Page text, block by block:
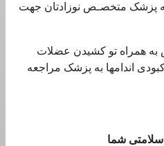
پزشک‌ متخصـص‌ نوزادتان جهت‌
به‌ همراه تو کشیدن عضلات
اندامها به‌ پزشک‌ مراجعه‌
سلامتی شما